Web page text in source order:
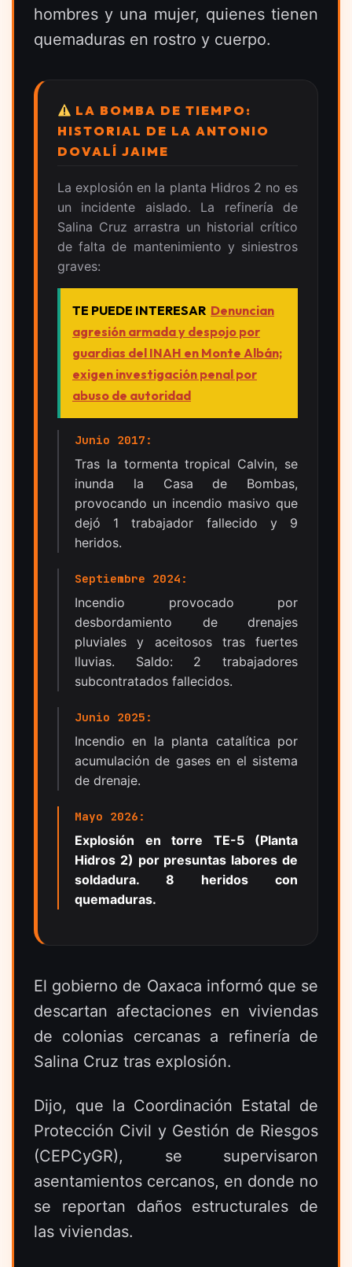
hombres y una mujer, quienes tienen
quemaduras en rostro y cuerpo.
LA BOMBA DE TIEMPO:
HISTORIAL DE LA ANTONIO
DOVALÍ JAIME
La explosión en la planta Hidros 2 no es
un incidente aislado. La refinería de
Salina Cruz arrastra un historial crítico
de falta de mantenimiento y siniestros
graves:
TE PUEDE INTERESAR Denuncian
agresión armada y despojo por
guardias del INAH en Monte Albán;
exigen investigación penal por
abuso de autoridad
Junio 2017:
Tras la tormenta tropical Calvin, se
inunda la Casa de Bombas,
provocando un incendio masivo que
dejó 1 trabajador fallecido y 9
heridos.
Septiembre 2024:
Incendio provocado por
desbordamiento de drenajes
pluviales y aceitosos tras fuertes
lluvias. Saldo: 2 trabajadores
subcontratados fallecidos.
Junio 2025:
Incendio en la planta catalítica por
acumulación de gases en el sistema
de drenaje.
Mayo 2026:
Explosión en torre TE-5 (Planta
Hidros 2) por presuntas labores de
soldadura. 8 heridos con
quemaduras.
El gobierno de Oaxaca informó que se
descartan afectaciones en viviendas
de colonias cercanas a refinería de
Salina Cruz tras explosión.
Dijo, que la Coordinación Estatal de
Protección Civil y Gestión de Riesgos
(CEPCyGR), se supervisaron
asentamientos cercanos, en donde no
se reportan daños estructurales de
las viviendas.